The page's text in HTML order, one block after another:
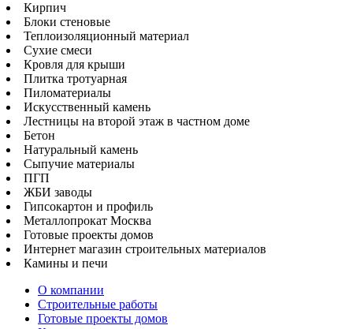
Кирпич
Блоки стеновые
Теплоизоляционный материал
Сухие смеси
Кровля для крыши
Плитка тротуарная
Пиломатериалы
Искусственный камень
Лестницы на второй этаж в частном доме
Бетон
Натуральный камень
Сыпучие материалы
ПГП
ЖБИ заводы
Гипсокартон и профиль
Металлопрокат Москва
Готовые проекты домов
Интернет магазин строительных материалов
Камины и печи
О компании
Строительные работы
Готовые проекты домов